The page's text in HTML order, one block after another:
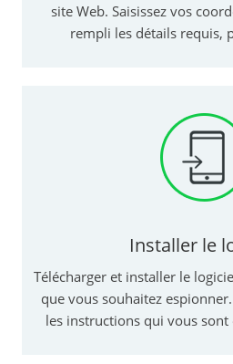
site Web. Saisissez vos
rempli les détails requis,
Installer le
Télécharger et installer le
que vous souhaitez
les instructions qui vous sont